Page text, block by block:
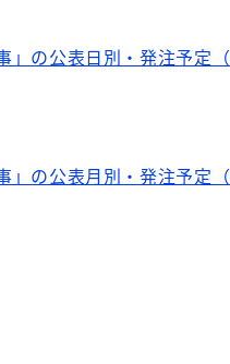
」の公表日別・発注予定
」の公表月別・発注予定